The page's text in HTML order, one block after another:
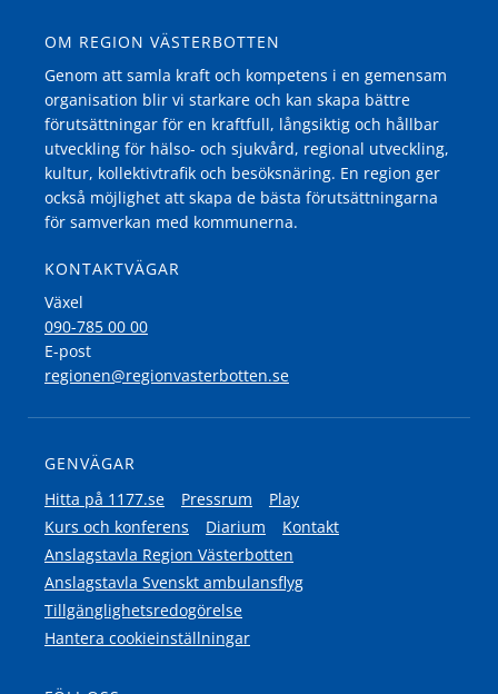
OM REGION VÄSTERBOTTEN
Genom att samla kraft och kompetens i en gemensam
organisation blir vi starkare och kan skapa bättre
förutsättningar för en kraftfull, långsiktig och hållbar
utveckling för hälso- och sjukvård, regional utveckling,
kultur, kollektivtrafik och besöksnäring. En region ger
också möjlighet att skapa de bästa förutsättningarna
för samverkan med kommunerna.
KONTAKTVÄGAR
Växel
090-785 00 00
E-post
regionen@regionvasterbotten.se
GENVÄGAR
Hitta på 1177.se
Pressrum
Play
Kurs och konferens
Diarium
Kontakt
Anslagstavla Region Västerbotten
Anslagstavla Svenskt ambulansflyg
Tillgänglighetsredogörelse
Hantera cookieinställningar